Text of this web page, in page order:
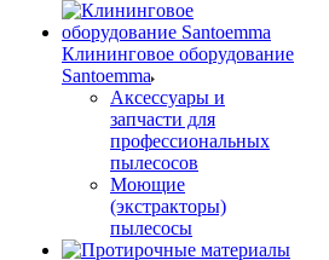
Клининговое оборудование
Santoemma
Аксессуары и
запчасти для
профессиональных
пылесосов
Моющие
(экстракторы)
пылесосы